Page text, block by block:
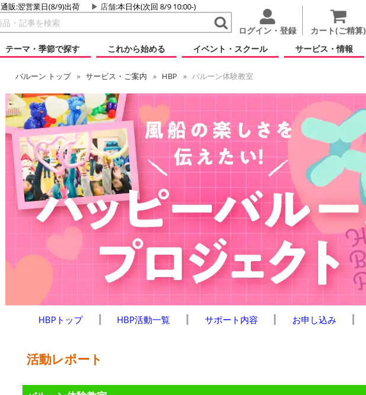
通販:翌営業日(8/9)出荷 店舗:本日休(次回 8/9 10:00-)
ログイン・登録 カート(ご精算)
テーマ・季節で探す
これから始める イベント・スクール サービス・情報
バルーン トップ サービス・ご案内 HBP バルーン体験教室
HBPトップ HBP活動一覧 サポート内容 お申し込み
活動レポート